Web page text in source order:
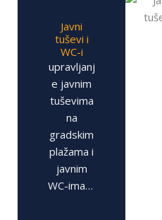
Javni
tuševi i
WC-i
upravljanj
e javnim
tuševima
na
gradskim
plažama i
javnim
WC-ima…